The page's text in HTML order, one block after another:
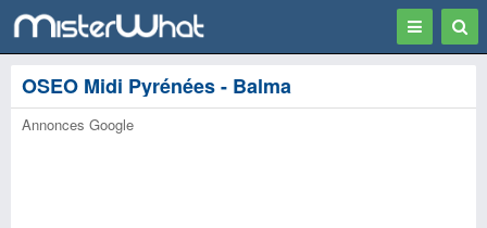
Toggle
OSEO Midi Pyrénées - Balma
Annonces Google